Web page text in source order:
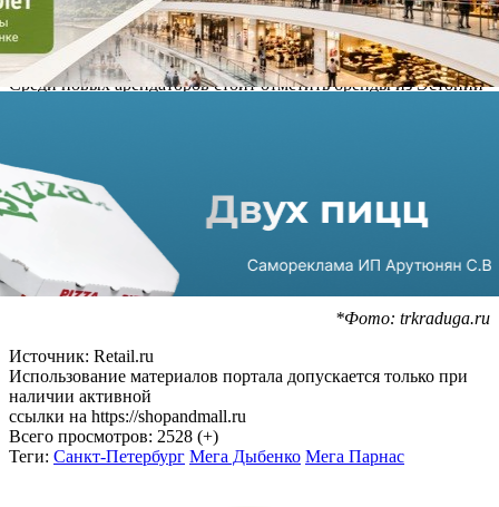
Так доля свободных площадей в ТРЦ «Мега Парнас» и ТРЦ
«Мега Дыбенко» составляет 30%, а в остальных - от 0,1% до
12%.
Среди новых арендаторов стоит отметить бренды из Эстонии
Временно закрытые магазины иностранных ритейлеров
снизили долю занимаемых площадей с 7% в декабре до 2% в
июне в исследуемых торговых центрах Санкт-Петербурга.
Напомним, ранее эксперты рынка торговой недвижимости
отмечали, чтов ТЦ Сочи вакантность тоже снижается
*Фото: trkraduga.ru
Источник: Retail.ru
Использование материалов портала допускается только при
наличии активной
ссылки на https://shopandmall.ru
Всего просмотров: 2528 (+)
Теги: Санкт-Петербург Мега Дыбенко Мега Парнас